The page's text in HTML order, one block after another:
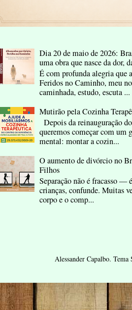
Dia 20 de maio de 2026:
uma obra que nasce da dor,
É com profunda alegria que
Feridos no Caminho, meu
caminhada, estudo, escuta ...
Mutirão pela Cozinha
Depois da reinauguração
queremos começar com um
mental: montar a cozin...
O aumento de divórcio no
Filhos
Separação não é fracasso —
crianças, confunde. Muitas
corpo e o comp...
Alessander Capalbo.